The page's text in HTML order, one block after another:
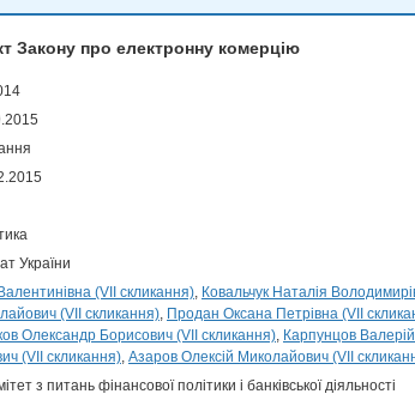
Закону про електронну комерцію
України
(VII скликання) Ковальчук Наталія
(VII скликання) Продан Оксана Петрівна (VII
Олександр Борисович (VII скликання) Карпунцов
(VII скликання) Азаров Олексій Миколайович (VII
з питань фінансової політики і банківської діяльності